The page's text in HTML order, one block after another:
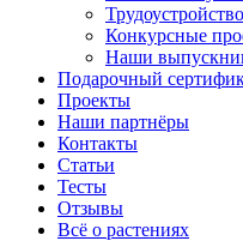
Трудоустройство
Конкурсные
Наши
Подарочный
Проекты
Наши партнёры
Контакты
Статьи
Тесты
Отзывы
Всё о растениях